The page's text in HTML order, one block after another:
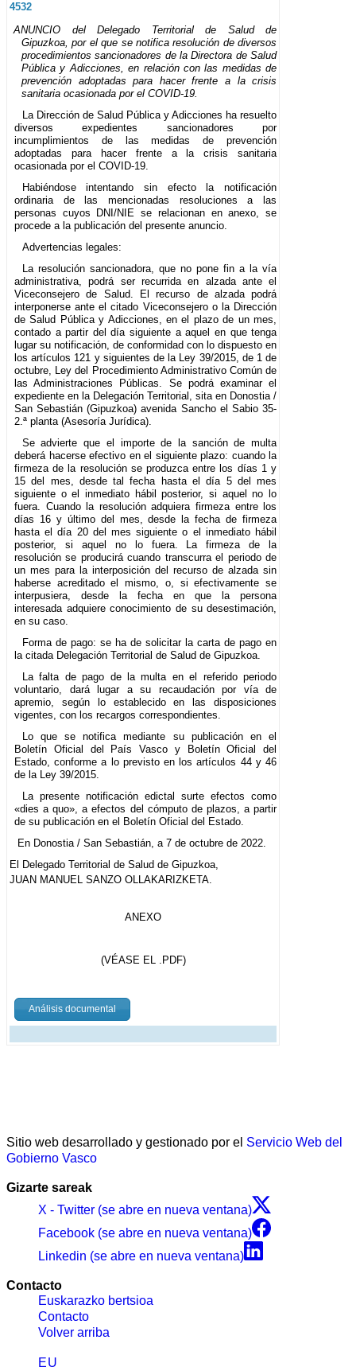
4532
ANUNCIO del Delegado Territorial de Salud de
Gipuzkoa, por el que se notifica resolución de diversos
procedimientos sancionadores de la Directora de Salud
Pública y Adicciones, en relación con las medidas de
prevención adoptadas para hacer frente a la crisis
sanitaria ocasionada por el COVID-19.
La Dirección de Salud Pública y Adicciones ha resuelto
diversos expedientes sancionadores por
incumplimientos de las medidas de prevención
adoptadas para hacer frente a la crisis sanitaria
ocasionada por el COVID-19.
Habiéndose intentando sin efecto la notificación
ordinaria de las mencionadas resoluciones a las
personas cuyos DNI/NIE se relacionan en anexo, se
procede a la publicación del presente anuncio.
Advertencias legales:
La resolución sancionadora, que no pone fin a la vía
administrativa, podrá ser recurrida en alzada ante el
Viceconsejero de Salud. El recurso de alzada podrá
interponerse ante el citado Viceconsejero o la Dirección
de Salud Pública y Adicciones, en el plazo de un mes,
contado a partir del día siguiente a aquel en que tenga
lugar su notificación, de conformidad con lo dispuesto en
los artículos 121 y siguientes de la Ley 39/2015, de 1 de
octubre, Ley del Procedimiento Administrativo Común de
las Administraciones Públicas. Se podrá examinar el
expediente en la Delegación Territorial, sita en Donostia /
San Sebastián (Gipuzkoa) avenida Sancho el Sabio 35-
2.ª planta (Asesoría Jurídica).
Se advierte que el importe de la sanción de multa
deberá hacerse efectivo en el siguiente plazo: cuando la
firmeza de la resolución se produzca entre los días 1 y
15 del mes, desde tal fecha hasta el día 5 del mes
siguiente o el inmediato hábil posterior, si aquel no lo
fuera. Cuando la resolución adquiera firmeza entre los
días 16 y último del mes, desde la fecha de firmeza
hasta el día 20 del mes siguiente o el inmediato hábil
posterior, si aquel no lo fuera. La firmeza de la
resolución se producirá cuando transcurra el periodo de
un mes para la interposición del recurso de alzada sin
haberse acreditado el mismo, o, si efectivamente se
interpusiera, desde la fecha en que la persona
interesada adquiere conocimiento de su desestimación,
en su caso.
Forma de pago: se ha de solicitar la carta de pago en
la citada Delegación Territorial de Salud de Gipuzkoa.
La falta de pago de la multa en el referido periodo
voluntario, dará lugar a su recaudación por vía de
apremio, según lo establecido en las disposiciones
vigentes, con los recargos correspondientes.
Lo que se notifica mediante su publicación en el
Boletín Oficial del País Vasco y Boletín Oficial del
Estado, conforme a lo previsto en los artículos 44 y 46
de la Ley 39/2015.
La presente notificación edictal surte efectos como
«dies a quo», a efectos del cómputo de plazos, a partir
de su publicación en el Boletín Oficial del Estado.
En Donostia / San Sebastián, a 7 de octubre de 2022.
El Delegado Territorial de Salud de Gipuzkoa,
JUAN MANUEL SANZO OLLAKARIZKETA.
ANEXO
(VÉASE EL .PDF)
Análisis documental
Sitio web desarrollado y gestionado por el Servicio Web del
Gobierno Vasco
Gizarte sareak
X - Twitter (se abre en nueva ventana)
Facebook (se abre en nueva ventana)
Linkedin (se abre en nueva ventana)
Contacto
Euskarazko bertsioa
Contacto
Volver arriba
EU